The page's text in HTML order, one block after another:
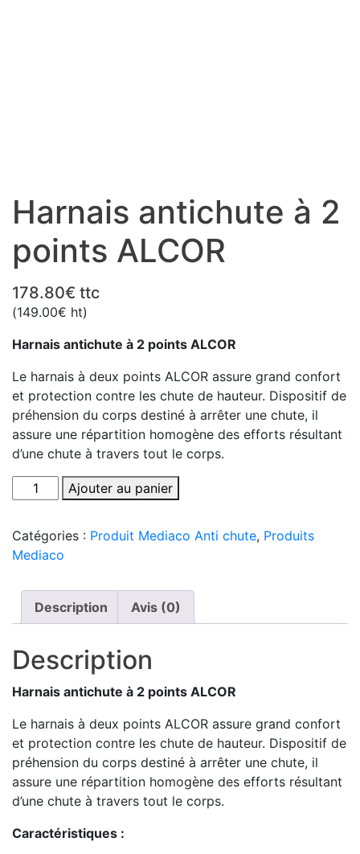
Harnais antichute à 2
points ALCOR
178.80€ ttc
(149.00€ ht)
Harnais antichute à 2 points ALCOR
Le harnais à deux points ALCOR assure grand confort
et protection contre les chute de hauteur. Dispositif de
préhension du corps destiné à arrêter une chute, il
assure une répartition homogène des efforts résultant
d’une chute à travers tout le corps.
quantité
de
antichute
à
points
ALCOR
Ajouter au panier
Catégories : Produit Mediaco Anti chute, Produits
Mediaco
Description Avis (0)
Description
Harnais antichute à 2 points ALCOR
Le harnais à deux points ALCOR assure grand confort
et protection contre les chute de hauteur. Dispositif de
préhension du corps destiné à arrêter une chute, il
assure une répartition homogène des efforts résultant
d’une chute à travers tout le corps.
Caractéristiques :